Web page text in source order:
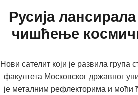
Русија
чишћење
Нови сателит који је развила група
факултета Московског државног
је металним рефлекторима и моћи